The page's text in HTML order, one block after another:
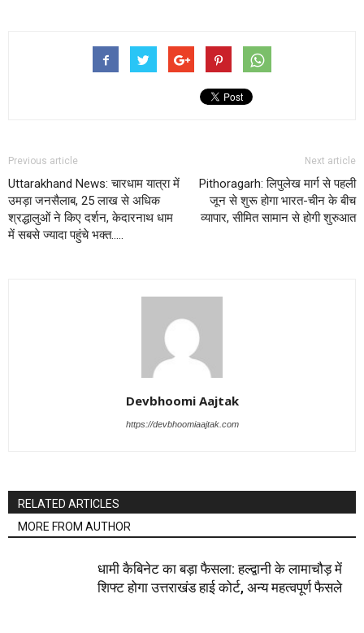
Previous article
Uttarakhand News: चारधाम यात्रा में
उमड़ा जनसैलाब, 25 लाख से अधिक
श्रद्धालुओं ने किए दर्शन, केदारनाथ धाम
में सबसे ज्यादा पहुंचे भक्त…..
Next article
Pithoragarh: लिपुलेख मार्ग से पहली
जून से शुरू होगा भारत-चीन के बीच
व्यापार, सीमित सामान से होगी शुरुआत
Devbhoomi Aajtak
https://devbhoomiaajtak.com
RELATED ARTICLES
MORE FROM AUTHOR
धामी कैबिनेट का बड़ा फैसला: हल्द्वानी के लामाचौड़ में
शिफ्ट होगा उत्तराखंड हाई कोर्ट, अन्य महत्वपूर्ण फैसले